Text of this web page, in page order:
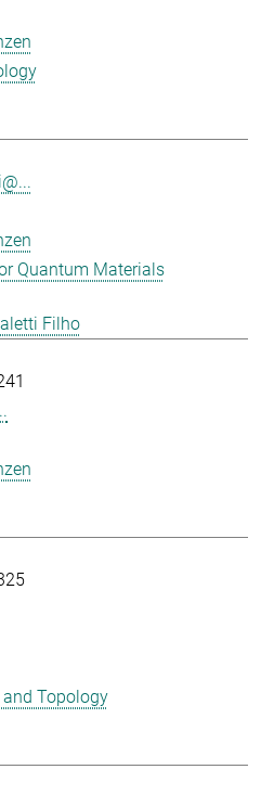
Quantum Materials
Filho
Topology